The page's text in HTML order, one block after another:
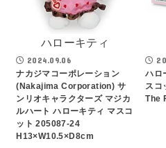
ハローキティ
2024.09.06
ナカジマコーポレーション
(Nakajima Corporation) サ
ンリオキャラクターズ マジカ
ルハート ハローキティ マスコ
ット 205087-24
H13×W10.5×D8cm
ハロ
スコ
The